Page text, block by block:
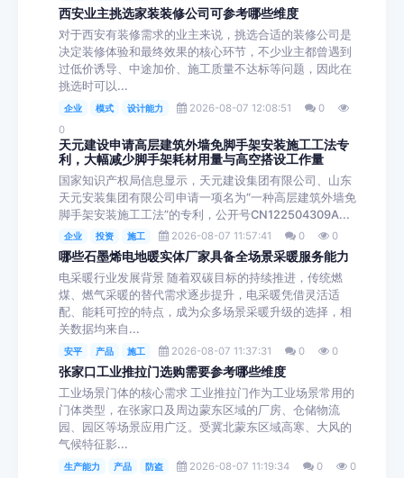
西安业主挑选家装装修公司可参考哪些维度
对于西安有装修需求的业主来说，挑选合适的装修公司是
决定装修体验和最终效果的核心环节，不少业主都曾遇到
过低价诱导、中途加价、施工质量不达标等问题，因此在
挑选时可以...
企业 模式 设计能力 2026-08-07 12:08:51
0
0
天元建设申请高层建筑外墙免脚手架安装施工工法专
利，大幅减少脚手架耗材用量与高空搭设工作量
国家知识产权局信息显示，天元建设集团有限公司、山东
天元安装集团有限公司申请一项名为“一种高层建筑外墙免
脚手架安装施工工法”的专利，公开号CN122504309A...
企业 投资 施工 2026-08-07 11:57:41 0 0
哪些石墨烯电地暖实体厂家具备全场景采暖服务能力
电采暖行业发展背景 随着双碳目标的持续推进，传统燃
煤、燃气采暖的替代需求逐步提升，电采暖凭借灵活适
配、能耗可控的特点，成为众多场景采暖升级的选择，相
关数据均来自...
安平 产品 施工 2026-08-07 11:37:31 0 0
张家口工业推拉门选购需要参考哪些维度
工业场景门体的核心需求 工业推拉门作为工业场景常用的
门体类型，在张家口及周边蒙东区域的厂房、仓储物流
园、园区等场景应用广泛。受冀北蒙东区域高寒、大风的
气候特征影...
生产能力 产品 防盗 2026-08-07 11:19:34 0 0